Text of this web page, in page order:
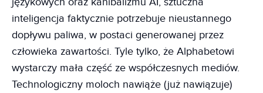
inteligencja faktycznie potrzebuje nieustannego
dopływu paliwa, w postaci generowanej przez
człowieka zawartości. Tyle tylko, że Alphabetowi
wystarczy mała część ze współczesnych mediów.
Technologiczny moloch nawiąże (już nawiązuje)